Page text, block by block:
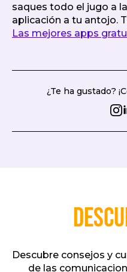
saques todo el jugo a
aplicación a tu antojo.
Las mejores apps
¿Te ha gustado?
Descubre consejos y
de las